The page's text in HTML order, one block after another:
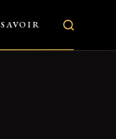
SAVOIR